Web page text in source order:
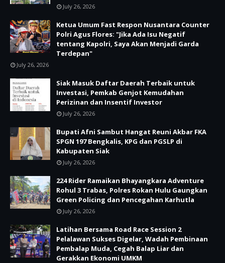
July 26, 2026
Ketua Umum Fast Respon Nusantara Counter
Polri Agus Flores: "Jika Ada Isu Negatif
tentang Kapolri, Saya Akan Menjadi Garda
Terdepan"
July 26, 2026
Siak Masuk Daftar Daerah Terbaik untuk
Investasi, Pemkab Genjot Kemudahan
Perizinan dan Insentif Investor
July 26, 2026
Bupati Afni Sambut Hangat Reuni Akbar FKA
SPGN 197 Bengkalis, KPG dan PGSLP di
Kabupaten Siak
July 26, 2026
224 Rider Ramaikan Bhayangkara Adventure
Rohul 3 Trabas, Polres Rokan Hulu Gaungkan
Green Policing dan Pencegahan Karhutla
July 26, 2026
Latihan Bersama Road Race Session 2
Pelalawan Sukses Digelar, Wadah Pembinaan
Pembalap Muda, Cegah Balap Liar dan
Gerakkan Ekonomi UMKM